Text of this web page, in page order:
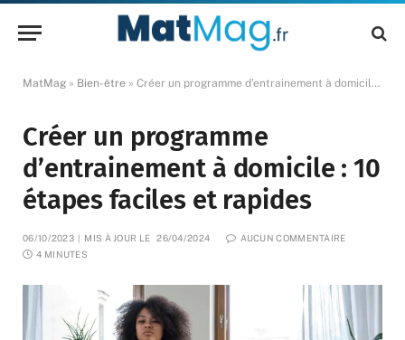
MatMag » Bien-être » Créer un programme d’entrainement à domicile : 10 étapes faciles et rapides
Créer un programme
d’entrainement à domicile : 10
étapes faciles et rapides
06/10/2023 MIS À JOUR LE 26/04/2024
AUCUN COMMENTAIRE
4 MINUTES